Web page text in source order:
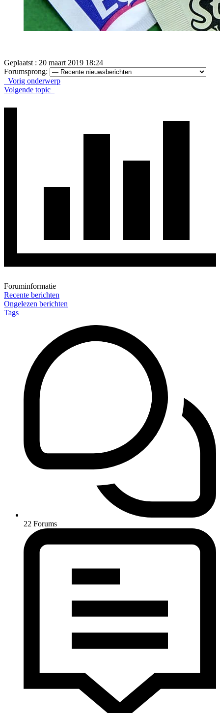
Geplaatst : 20 maart 2019 18:24
Forumsprong:
Vorig onderwerp
Volgende topic
Foruminformatie
Recente berichten
Ongelezen berichten
Tags
22 Forums